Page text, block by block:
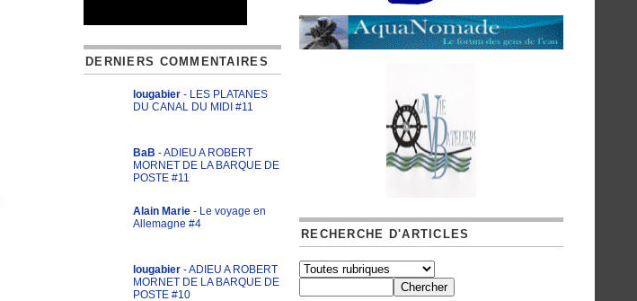
DERNIERS COMMENTAIRES
lougabier - LES PLATANES
DU CANAL DU MIDI #11
BaB - ADIEU A ROBERT
MORNET DE LA BARQUE DE
POSTE #11
Alain Marie - Le voyage en
Allemagne #4
lougabier - ADIEU A ROBERT
MORNET DE LA BARQUE DE
POSTE #10
RECHERCHE D'ARTICLES